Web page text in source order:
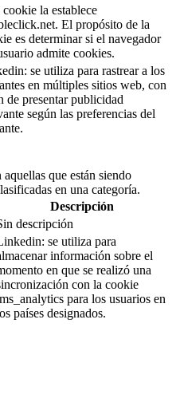
cookie la establece
El propósito de la
es determinar si el navegador
admite cookies.
se utiliza para rastrear a los
en múltiples sitios web, con
de presentar publicidad
según las preferencias del
que están siendo
en una categoría.
Descripción
descripción
se utiliza para
información sobre el
en que se realizó una
con la cookie
para los usuarios en
países designados.